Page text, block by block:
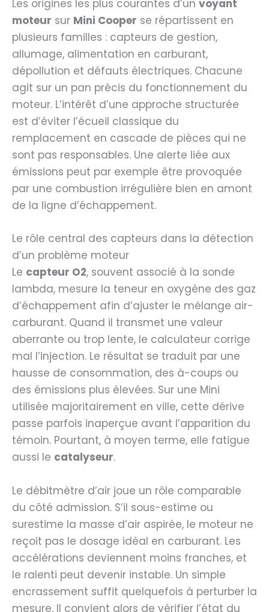
Les origines les plus courantes d’un voyant
moteur sur Mini Cooper se répartissent en
plusieurs familles : capteurs de gestion,
allumage, alimentation en carburant,
dépollution et défauts électriques. Chacune
agit sur un pan précis du fonctionnement du
moteur. L’intérêt d’une approche structurée
est d’éviter l’écueil classique du
remplacement en cascade de pièces qui ne
sont pas responsables. Une alerte liée aux
émissions peut par exemple être provoquée
par une combustion irrégulière bien en amont
de la ligne d’échappement.
Le rôle central des capteurs dans la détection
d’un problème moteur
Le capteur O2, souvent associé à la sonde
lambda, mesure la teneur en oxygène des gaz
d’échappement afin d’ajuster le mélange air-
carburant. Quand il transmet une valeur
aberrante ou trop lente, le calculateur corrige
mal l’injection. Le résultat se traduit par une
hausse de consommation, des à-coups ou
des émissions plus élevées. Sur une Mini
utilisée majoritairement en ville, cette dérive
passe parfois inaperçue avant l’apparition du
témoin. Pourtant, à moyen terme, elle fatigue
aussi le catalyseur.
Le débitmètre d’air joue un rôle comparable
du côté admission. S’il sous-estime ou
surestime la masse d’air aspirée, le moteur ne
reçoit pas le dosage idéal en carburant. Les
accélérations deviennent moins franches, et
le ralenti peut devenir instable. Un simple
encrassement suffit quelquefois à perturber la
mesure. Il convient alors de vérifier l’état du